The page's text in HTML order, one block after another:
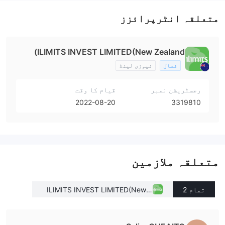
متعلقہ انٹرپرائزز
ILIMITS INVEST LIMITED(New Zealand)
فعال نیوزی لینڈ
رجسٹریشن نمبر
3319810
قیام کا وقت
2022-08-20
متعلقہ ملازمین
تمام 2
ILIMITS INVEST LIMITED(New Z